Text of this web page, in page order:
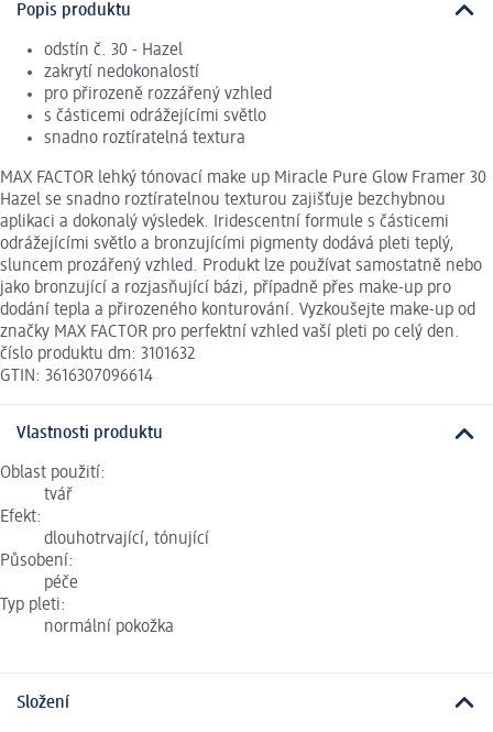
Popis produktu
odstín č. 30 - Hazel
zakrytí nedokonalostí
pro přirozeně rozzářený vzhled
s částicemi odrážejícími světlo
snadno roztíratelná textura
MAX FACTOR lehký tónovací make up Miracle Pure Glow Framer 30
Hazel se snadno roztíratelnou texturou zajišťuje bezchybnou
aplikaci a dokonalý výsledek. Iridescentní formule s částicemi
odrážejícími světlo a bronzujícími pigmenty dodává pleti teplý,
sluncem prozářený vzhled. Produkt lze používat samostatně nebo
jako bronzující a rozjasňující bázi, případně přes make-up pro
dodání tepla a přirozeného konturování. Vyzkoušejte make-up od
značky MAX FACTOR pro perfektní vzhled vaší pleti po celý den.
číslo produktu dm: 3101632
GTIN: 3616307096614
Vlastnosti produktu
Oblast použití:
tvář
Efekt:
dlouhotrvající, tónující
Působení:
péče
Typ pleti:
normální pokožka
Složení